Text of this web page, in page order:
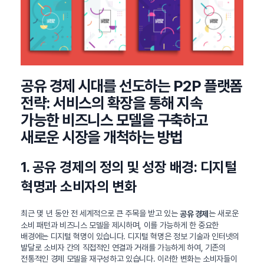
정부지원사업
공유 경제 시대를 선도하는 P2P 플랫폼
전략: 서비스의 확장을 통해 지속
가능한 비즈니스 모델을 구축하고
새로운 시장을 개척하는 방법
1. 공유 경제의 정의 및 성장 배경: 디지털
혁명과 소비자의 변화
최근 몇 년 동안 전 세계적으로 큰 주목을 받고 있는공유 경제 는 새로운
소비 패턴과 비즈니스 모델을 제시하며, 이를 가능하게 한 중요한
배경에는 디지털 혁명이 있습니다. 디지털 혁명은 정보 기술과 인터넷의
발달로 소비자 간의 직접적인 연결과 거래를 가능하게 하여, 기존의
전통적인 경제 모델을 재구성하고 있습니다. 이러한 변화는 소비자들이